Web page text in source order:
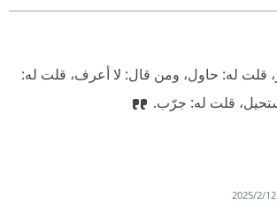
قلت له: حاول، ومن قال: لا أعرف، قلت له:
قلت له: جرّب.
12‏/2‏/2025